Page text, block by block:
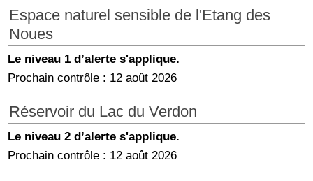
Espace naturel sensible de l'Etang des
Noues
Le niveau 1 d’alerte s'applique.
Prochain contrôle : 12 août 2026
Réservoir du Lac du Verdon
Le niveau 2 d’alerte s'applique.
Prochain contrôle : 12 août 2026